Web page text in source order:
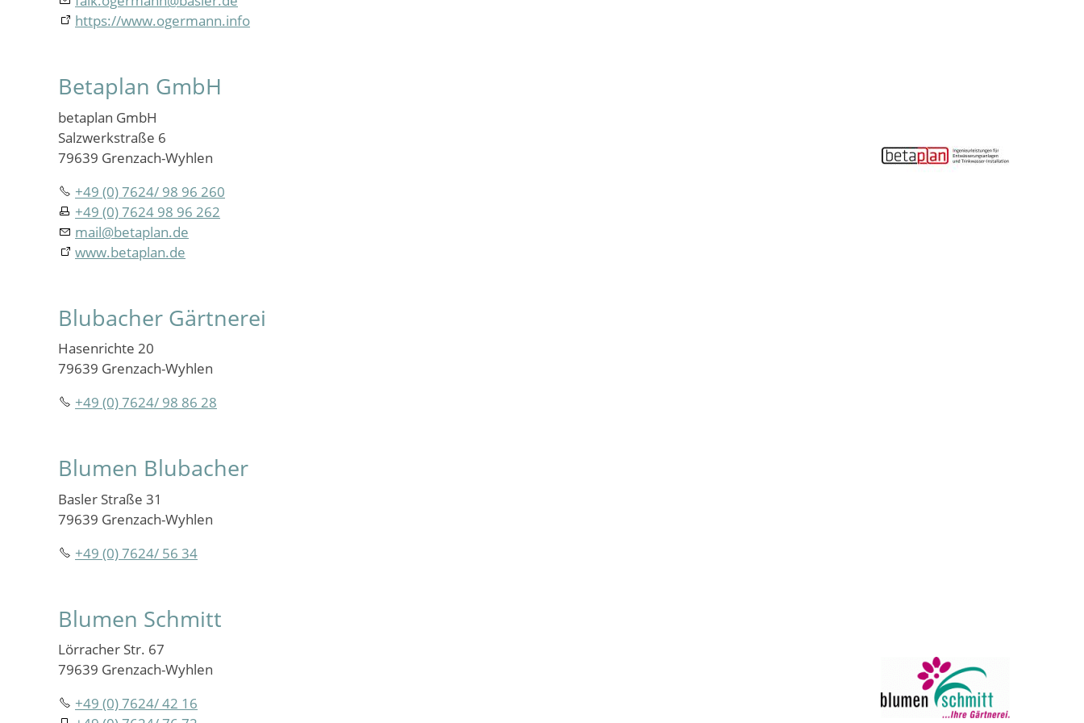
https://www.ogermann.info
Betaplan GmbH
betaplan GmbH
Salzwerkstraße 6
79639 Grenzach-Wyhlen
+49 (0) 7624/ 98 96 260
+49 (0) 7624 98 96 262
mail@betaplan.de
www.betaplan.de
Blubacher Gärtnerei
Hasenrichte 20
79639 Grenzach-Wyhlen
+49 (0) 7624/ 98 86 28
Blumen Blubacher
Basler Straße 31
79639 Grenzach-Wyhlen
+49 (0) 7624/ 56 34
Blumen Schmitt
Lörracher Str. 67
79639 Grenzach-Wyhlen
+49 (0) 7624/ 42 16